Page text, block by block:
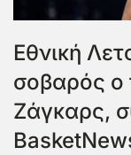
Εθνική
σοβαρός ο
Ζάγκαρς,